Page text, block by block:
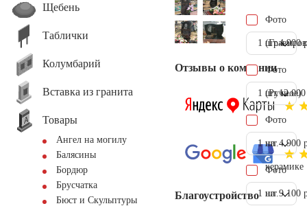
Щебень
Таблички
Колумбарий
Вставка из гранита
Товары
Ангел на могилу
Балясины
Бордюр
Брусчатка
Бюст и Скульптуры
Отзывы о компании
Благоустройство
Фото
1 шт.4.900
Фото
(Ручное)
1 шт.
Фото
на
керамике
1 шт. 4.900
Фото
на
1 шт. 9.100